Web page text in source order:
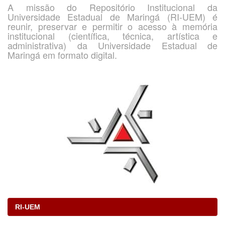
A missão do Repositório Institucional da
Universidade Estadual de Maringá (RI-UEM) é
reunir, preservar e permitir o acesso à memória
institucional (científica, técnica, artística e
administrativa) da Universidade Estadual de
Maringá em formato digital.
RI-UEM